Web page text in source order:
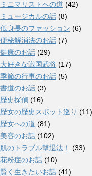
ミニマリストへの道 (42)
ミュージカルの話 (8)
低身長のファッション (6)
便秘解消法のお話 (7)
健康のお話 (29)
大好きな戦国武将 (17)
季節の行事のお話 (5)
書道のお話 (3)
歴史探偵 (16)
歴女の歴史スポット巡り (11)
歴女への道 (81)
美容のお話 (102)
肌のトラブル撃退法！
(33)
花粉症のお話 (10)
賢く生きたいお話 (41)